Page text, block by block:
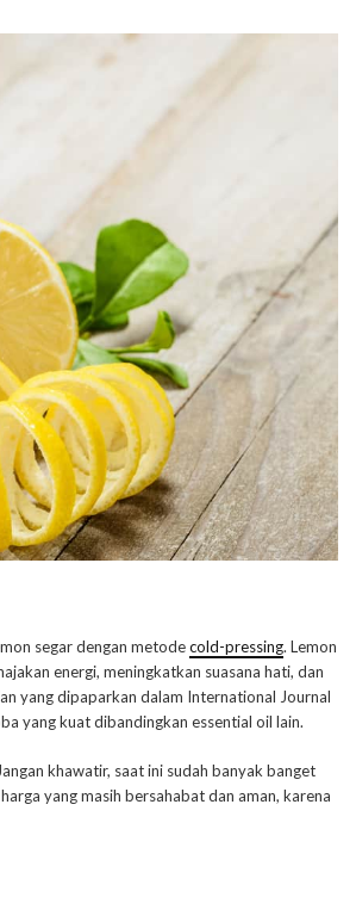
segar dengan metodecold-pressing. Lemon
energi, meningkatkan suasana hati, dan
yang dipaparkan dalam International Journal
yang kuat dibandingkan essential oil lain.
khawatir, saat ini sudah banyak banget
yang masih bersahabat dan aman, karena